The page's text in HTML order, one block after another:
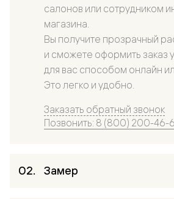
салонов или сотрудником
магазина.
Вы получите прозрачный
и сможете оформить заказ
для вас способом онлайн
Это легко и удобно.
Заказать обратный звонок
Позвонить: 8 (800) 200-46-
Замер